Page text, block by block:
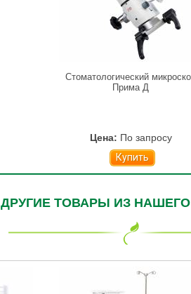
Стоматологический
Прима Д
Цена: По запросу
Купить
ДРУГИЕ ТОВАРЫ ИЗ НАШЕГО